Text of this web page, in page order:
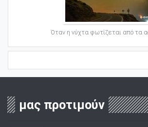
Όταν η νύχτα φωτίζεται από τα
μας προτιμούν